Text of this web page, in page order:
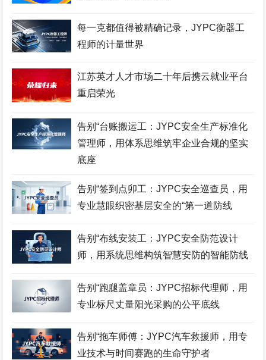
经济师考试网 职业分析师考试网 拉丁舞考级网
街舞考级网
会展策划师考试网 羽毛球考级网 证券分析师考试网
采购管理师考试网
酒店管理师考试网 职业技能鉴定证书网 服装设计师考试网
招投标工程师考试网 古筝考级网 书法考级网
少儿考试网 营销管理师考试网 职业资格考试网
易学风水师考试网 乘务管理师考试网 公路工程师考试网
中餐工艺师考试网
模特考级网 少儿考试网 少儿英语考级网
Web前端工程师考试网
建筑八大员考试网 电子工程师考试网
江苏英才职业技能鉴定集
每一克都值得被精确记录，JYPC衡器工
程师的计量世界
江苏英才人才市场二十年后携云就业平台
重启荣光
告别“台账搬运工：JYPC安全生产标准化
管理师，用体系思维筑牢企业合规的坚实
底座
告别“签到点卯工：JYPC安全巡查员，用
专业慧眼织密基层安全的“第一道防线
告别“布线安装工：JYPC安全防范设计
师，用系统思维构筑智慧安防的智能防线
告别“跑腿盖章员：JYPC招标代理师，用
专业标尺丈量阳光采购的公平底线
告别“拖车师傅：JYPC汽车救援师，用专
业技术与时间赛跑的生命守护者